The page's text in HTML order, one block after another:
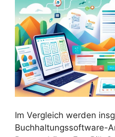
Im Vergleich werden
Buchhaltungssoftware-